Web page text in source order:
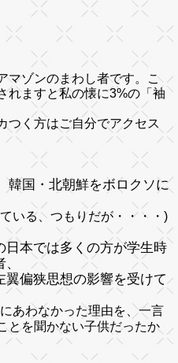
マゾンのまわし者です。こ
れますと私の懐に3%の「袖
つく方はご自分でアクセス
国・北朝鮮をボロクソに
いる、つもりだが・・・・)
日本では多くの方が学生時
偏狭思想の影響を受けて
あわなかった理由を、一言
を聞かない子供だったか